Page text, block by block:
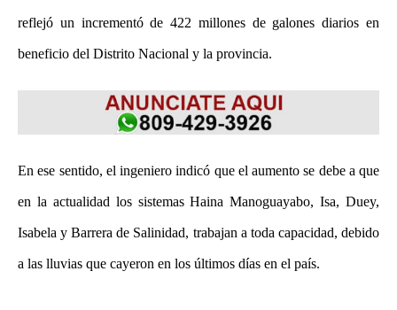
reflejó un incrementó de 422 millones de galones diarios en
beneficio del Distrito Nacional y la provincia.
En ese sentido, el ingeniero indicó que el aumento se debe a que
en la actualidad los sistemas Haina Manoguayabo, Isa, Duey,
Isabela y Barrera de Salinidad, trabajan a toda capacidad, debido
a las lluvias que cayeron en los últimos días en el país.